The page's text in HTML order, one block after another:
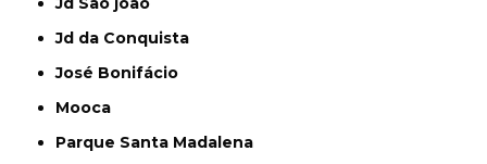
Jd da Conquista
José Bonifácio
Mooca
Parque Santa Madalena